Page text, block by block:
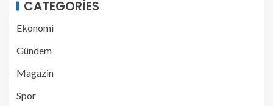
CATEGORIES
Ekonomi
Gündem
Magazin
Spor